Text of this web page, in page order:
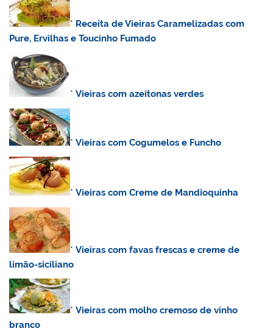
* Receitade Vieiras Caramelizadas com
Pure, Ervilhas e Toucinho Fumado
*Vieiras com azeitonas verdes
*Vieiras com Cogumelos e Funcho
*Vieiras com Creme de Mandioquinha
*Vieiras com favas frescas e creme de
limão-siciliano
*Vieiras com molho cremoso de vinho
branco